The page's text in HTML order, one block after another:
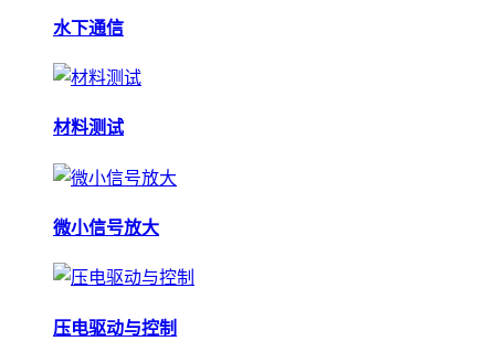
水下通信
材料测试
微小信号放大
压电驱动与控制